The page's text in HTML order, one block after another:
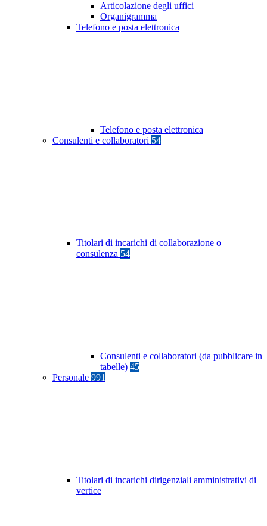
Articolazione degli uffici
Organigramma
Telefono e posta elettronica
Telefono e posta elettronica
Consulenti e collaboratori 54
Titolari di incarichi di collaborazione o
consulenza 54
Consulenti e collaboratori (da pubblicare in
tabelle) 45
Personale 991
Titolari di incarichi dirigenziali amministrativi di
vertice